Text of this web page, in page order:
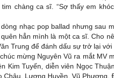
chàng ca sĩ. “Sợ thấy em
nhạc pop ballad nhưng sau
hẳn mình là một ca sĩ. Cho
Trung để đánh dấu sự trở lại với
mừng Nguyên Vũ ra mắt MV
Kim Tuyến, diễn viên Ngọc
Châu, Lương Huyền, Vũ Phương,